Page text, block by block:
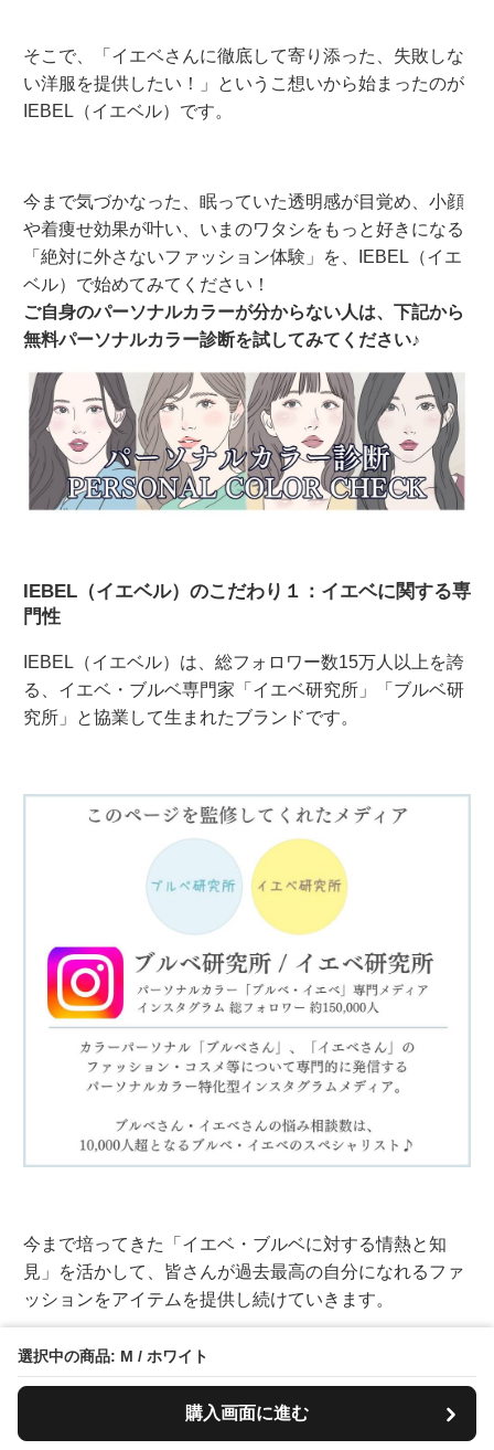
選択中の商品: M / ホワイト
購入画面に進む
そこで、「イエベさんに徹底して寄り添った、失敗しな
い洋服を提供したい！」というこ想いから始まったのが
IEBEL（イエベル）です。
今まで気づかなった、眠っていた透明感が目覚め、小顔
や着痩せ効果が叶い、いまのワタシをもっと好きになる
「絶対に外さないファッション体験」を、IEBEL（イエ
ベル）で始めてみてください！
ご自身のパーソナルカラーが分からない人は、下記から
無料パーソナルカラー診断を試してみてください♪
IEBEL（イエベル）のこだわり１：イエベに関する専
門性
IEBEL（イエベル）は、総フォロワー数15万人以上を誇
る、イエベ・ブルベ専門家「イエベ研究所」「ブルベ研
究所」と協業して生まれたブランドです。
今まで培ってきた「イエベ・ブルベに対する情熱と知
見」を活かして、皆さんが過去最高の自分になれるファ
ッションをアイテムを提供し続けていきます。
IEBEL（イエベル）のこだわり２：最高品質を適正価